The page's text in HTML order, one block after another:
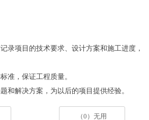
录项目的技术要求、设计方案和施工进度，
准，保证工程质量。
和解决方案，为以后的项目提供经验。
（0）无用